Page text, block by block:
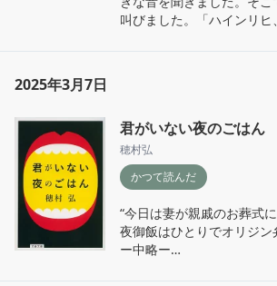
叫びました。「ハインリヒ
2025年3月7日
君がいない夜のごはん
穂村弘
かつて読んだ
“今日は妻が親戚のお葬式
夜御飯はひとりでオリジン
ー中略ー